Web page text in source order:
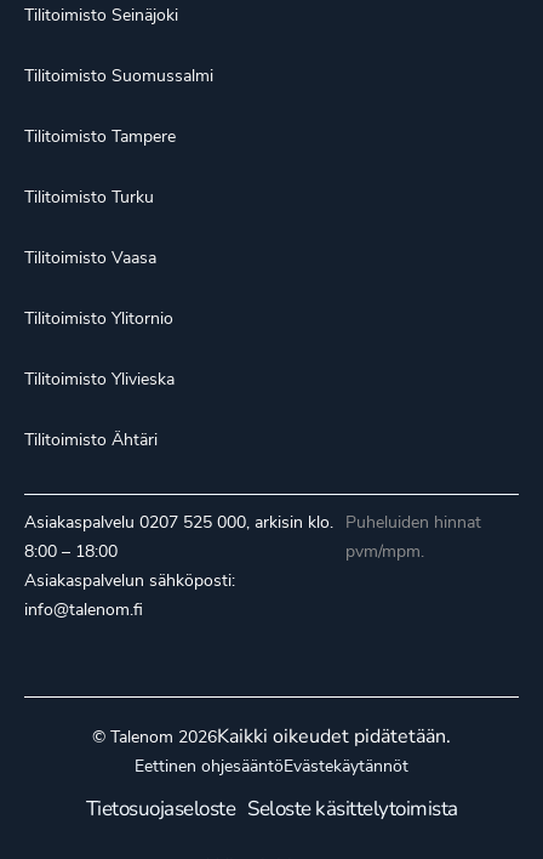
Tilitoimisto Seinäjoki
Tilitoimisto Suomussalmi
Tilitoimisto Tampere
Tilitoimisto Turku
Tilitoimisto Vaasa
Tilitoimisto Ylitornio
Tilitoimisto Ylivieska
Tilitoimisto Ähtäri
Asiakaspalvelu 0207 525 000, arkisin klo.
8:00 – 18:00
Asiakaspalvelun sähköposti:
info@talenom.fi
Puheluiden hinnat
pvm/mpm.
© Talenom 2026Kaikki oikeudet pidätetään.
Eettinen ohjesääntöEvästekäytännöt
Tietosuojaseloste Seloste käsittelytoimista